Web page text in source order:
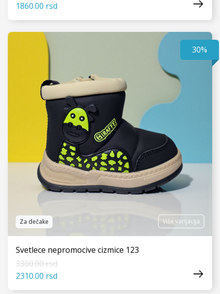
1860.00 rsd
30%
Za dečake Više varijacija
Svetlece nepromocive cizmice 123
3300.00 rsd
2310.00 rsd